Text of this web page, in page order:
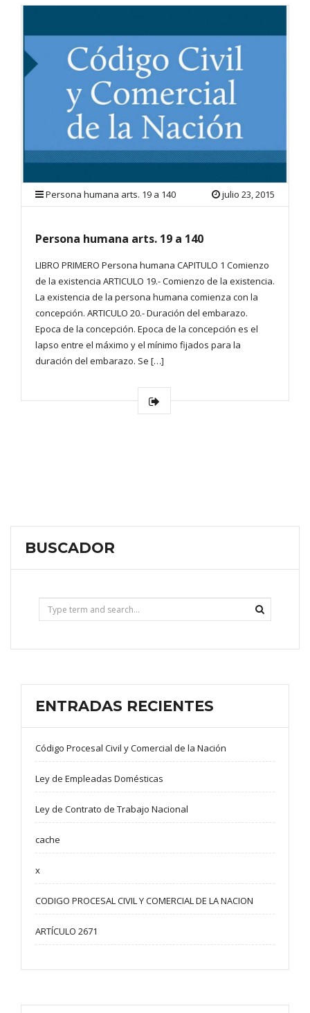
Persona humana arts. 19 a 140 julio 23, 2015
Persona humana arts. 19 a 140
LIBRO PRIMERO Persona humana CAPITULO 1 Comienzo
de la existencia ARTICULO 19.- Comienzo de la existencia.
La existencia de la persona humana comienza con la
concepción. ARTICULO 20.- Duración del embarazo.
Epoca de la concepción. Epoca de la concepción es el
lapso entre el máximo y el mínimo fijados para la
duración del embarazo. Se […]
BUSCADOR
ENTRADAS RECIENTES
Código Procesal Civil y Comercial de la Nación
Ley de Empleadas Domésticas
Ley de Contrato de Trabajo Nacional
cache
x
CODIGO PROCESAL CIVIL Y COMERCIAL DE LA NACION
ARTÍCULO 2671